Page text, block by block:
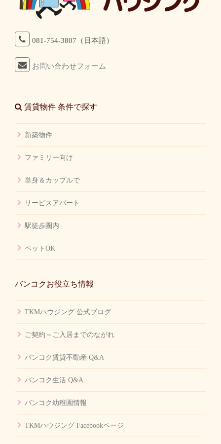
081-754-3807（日本語）
お問い合わせフォーム
賃貸物件 条件で探す
新築物件
ファミリー向け
単身＆カップルで
サービスアパート
駅徒歩圏内
ペットOK
バンコクお役立ち情報
TKMハウジング 公式ブログ
ご契約～ご入居までのながれ
バンコク賃貸不動産 Q&A
バンコク生活 Q&A
バンコク幼稚園情報
TKMハウジング Facebookページ